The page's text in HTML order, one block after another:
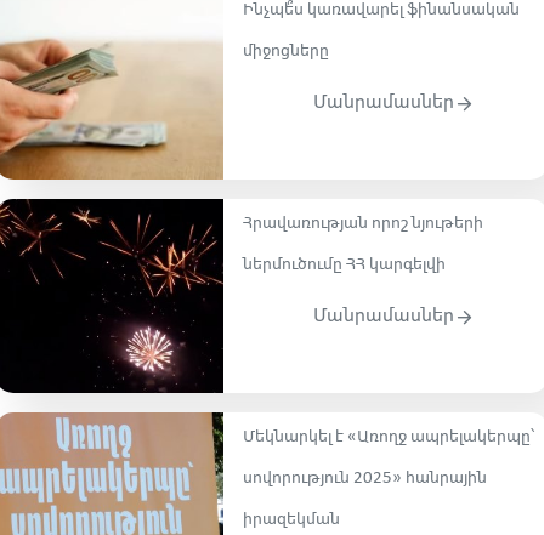
Ինչպե՞ս կառավարել ֆինանսական
միջոցները
Մանրամասներ
Հրավառության որոշ նյութերի
ներմուծումը ՀՀ կարգելվի
Մանրամասներ
Մեկնարկել է «Առողջ ապրելակերպը՝
սովորություն 2025» հանրային
իրազեկման